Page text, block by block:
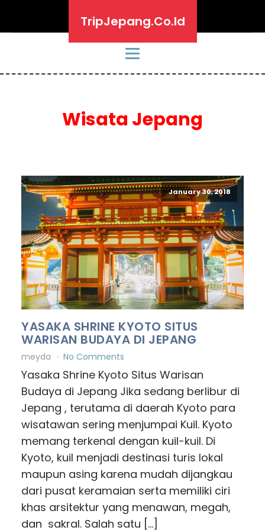
TripJepang.Co.Id
Wisata Jepang
January 30, 2018
YASAKA SHRINE KYOTO SITUS
WARISAN BUDAYA DI JEPANG
meyda No Comments
Yasaka Shrine Kyoto Situs Warisan
Budaya di Jepang Jika sedang berlibur di
Jepang , terutama di daerah Kyoto para
wisatawan sering menjumpai Kuil. Kyoto
memang terkenal dengan kuil-kuil. Di
Kyoto, kuil menjadi destinasi turis lokal
maupun asing karena mudah dijangkau
dari pusat keramaian serta memiliki ciri
khas arsitektur yang menawan, megah,
dan sakral. Salah satu […]